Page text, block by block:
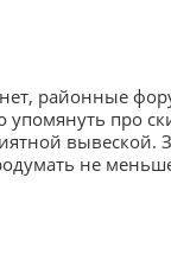
районные
упомянуть про
вывеской.
не